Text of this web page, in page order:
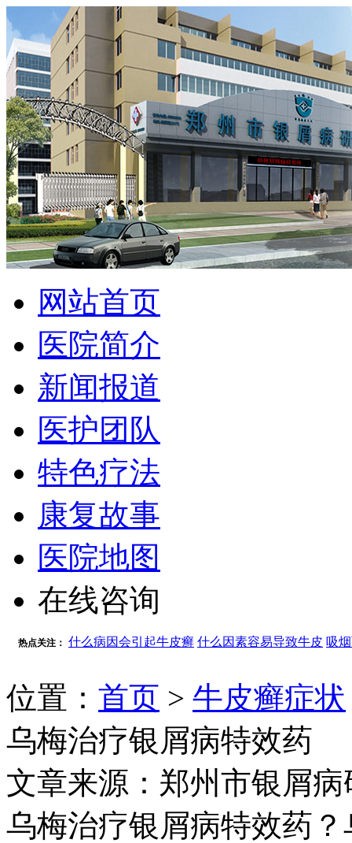
网站首页
医院简介
新闻报道
医护团队
特色疗法
康复故事
医院地图
在线咨询
热点关注： 什么病因会引起牛皮癣 什么因素容易导致牛皮 吸
位置： 首页 > 牛皮癣症状
乌梅治疗银屑病特效药
文章来源：郑州市银屑病
乌梅治疗银屑病特效药